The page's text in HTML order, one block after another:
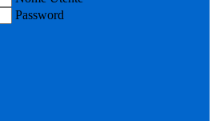
Password